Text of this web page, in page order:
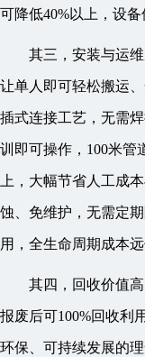
可降低40%以上，设备
其三，安装与运
让单人即可轻松搬运
插式连接工艺，无需
训即可操作，100米管
上，大幅节省人工成
蚀、免维护，无需定
用，全生命周期成本远
其四，回收价值
报废后可100%回收利
环保、可持续发展的